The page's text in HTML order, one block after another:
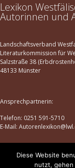
Lexikon
Autorinnen und
Landschaftsverband
Literaturkommission für
Salzstraße 38
48133 Münster
Ansprechpartnerin:
Telefon: 0251 591-5710
E-Mail:
Datenschutz |Impressum
Diese Website
nutzt, gehen